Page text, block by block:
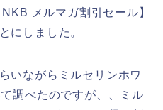
メルマガ割引セール】
にしました。
いながらミルセリンホワ
調べたのですが、、ミル